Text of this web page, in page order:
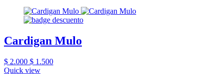
Cardigan Mulo
$ 2.000 $ 1.500
Quick view